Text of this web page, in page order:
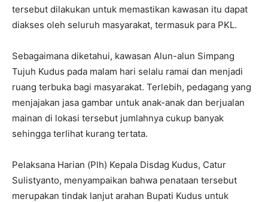
tersebut dilakukan untuk memastikan kawasan itu dapat
diakses oleh seluruh masyarakat, termasuk para PKL.
Sebagaimana diketahui, kawasan Alun-alun Simpang
Tujuh Kudus pada malam hari selalu ramai dan menjadi
ruang terbuka bagi masyarakat. Terlebih, pedagang yang
menjajakan jasa gambar untuk anak-anak dan berjualan
mainan di lokasi tersebut jumlahnya cukup banyak
sehingga terlihat kurang tertata.
Pelaksana Harian (Plh) Kepala Disdag Kudus, Catur
Sulistyanto, menyampaikan bahwa penataan tersebut
merupakan tindak lanjut arahan Bupati Kudus untuk